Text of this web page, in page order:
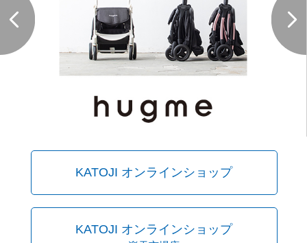
KATOJI オンラインショップ
KATOJI オンラインショップ